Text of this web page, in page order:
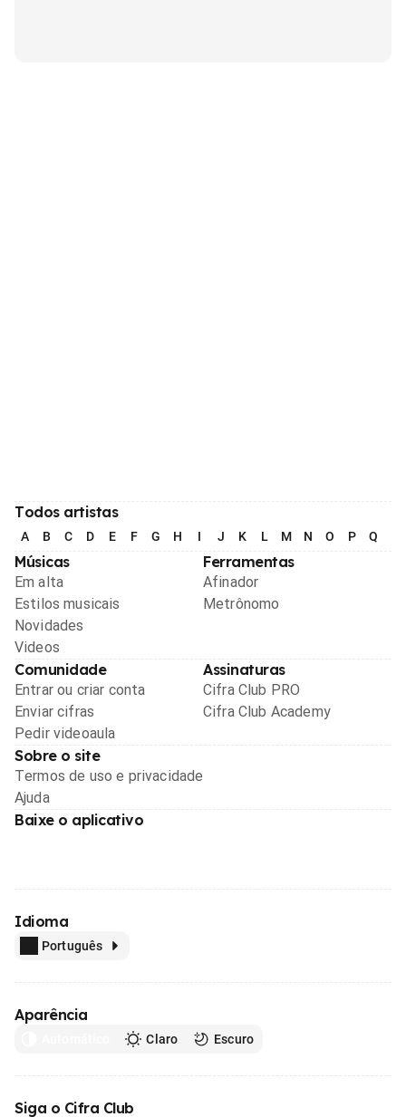
Todos artistas
A B C D E F G H I J K L M N O P Q
Músicas
Em alta
Estilos musicais
Novidades
Videos
Ferramentas
Afinador
Metrônomo
Comunidade
Entrar ou criar conta
Enviar cifras
Pedir videoaula
Assinaturas
Cifra Club PRO
Cifra Club Academy
Sobre o site
Termos de uso e privacidade
Ajuda
Baixe o aplicativo
Idioma
Português
Aparência
Claro Escuro
Siga o Cifra Club